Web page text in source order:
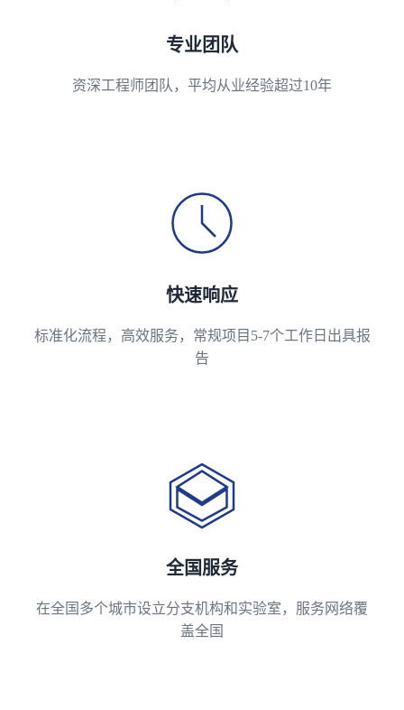
专业团队
资深工程师团队，平均从业经验超过10年
快速响应
标准化流程，高效服务，常规项目5-7个工作日出具报
告
全国服务
在全国多个城市设立分支机构和实验室，服务网络覆
盖全国